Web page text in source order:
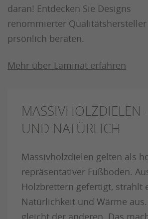
daran! Entdecken Sie Designs
renommierter Qualitätshersteller
prsönlich beraten.
Mehr über Laminat erfahren
MASSIVHOLZDIELEN
UND NATÜRLICH
Massivholzdielen gelten als
repräsentativer Fußboden.
Holzbrettern gefertigt, strahlt
Natürlichkeit und Wärme
gleicht der anderen. Das